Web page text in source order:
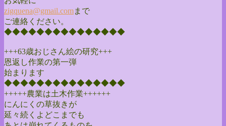
zigquena@gmail.comまで
ご連絡ください。
◆◆◆◆◆◆◆◆◆◆◆◆◆◆◆
+++63歳おじさん絵の研究+++
恩返し作業の第一弾
始まります
◆◆◆◆◆◆◆◆◆◆◆◆◆◆◆
+++++農業は土木作業++++++
にんにくの草抜きが
延々続くよどこまでも